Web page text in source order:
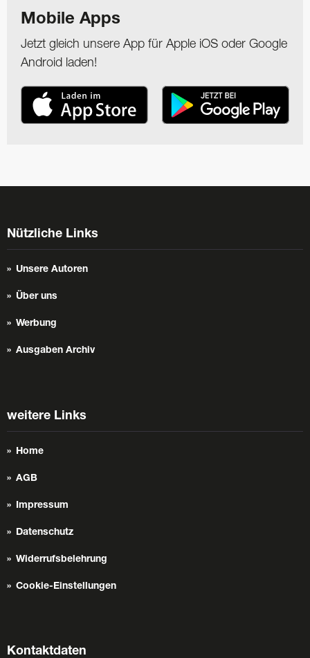
Mobile Apps
Jetzt gleich unsere App für Apple iOS oder Google
Android laden!
Nützliche Links
Unsere Autoren
Über uns
Werbung
Ausgaben Archiv
weitere Links
Home
AGB
Impressum
Datenschutz
Widerrufsbelehrung
Cookie-Einstellungen
Kontaktdaten